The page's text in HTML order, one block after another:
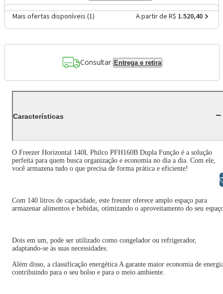
Mais ofertas disponíveis (1) A partir de R$ 1.520,40
Consultar Entrega e retira
Características
O Freezer Horizontal 140L Philco PFH160B Dupla Função é a solução
perfeita para quem busca organização e economia no dia a dia. Com ele,
você armazena tudo o que precisa de forma prática e eficiente!
Com 140 litros de capacidade, este freezer oferece amplo espaço para
armazenar alimentos e bebidas, otimizando o aproveitamento do seu
Dois em um, pode ser utilizado como congelador ou refrigerador,
adaptando-se às suas necessidades.
Além disso, a classificação energética A garante maior economia de
contribuindo para o seu bolso e para o meio ambiente.